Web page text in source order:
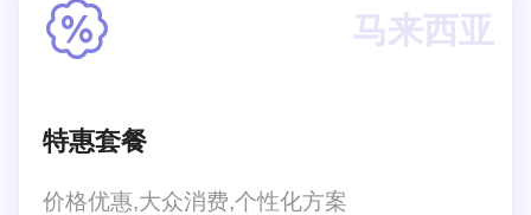
马来西亚
特惠套餐
价格优惠,大众消费,个性化方案